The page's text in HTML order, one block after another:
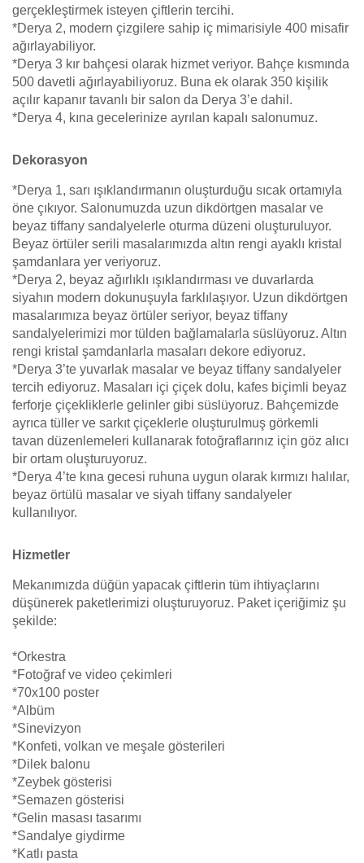
gerçekleştirmek isteyen çiftlerin tercihi.
*Derya 2, modern çizgilere sahip iç mimarisiyle 400 misafir
ağırlayabiliyor.
*Derya 3 kır bahçesi olarak hizmet veriyor. Bahçe kısmında
500 davetli ağırlayabiliyoruz. Buna ek olarak 350 kişilik
açılır kapanır tavanlı bir salon da Derya 3’e dahil.
*Derya 4, kına gecelerinize ayrılan kapalı salonumuz.
Dekorasyon
*Derya 1, sarı ışıklandırmanın oluşturduğu sıcak ortamıyla
öne çıkıyor. Salonumuzda uzun dikdörtgen masalar ve
beyaz tiffany sandalyelerle oturma düzeni oluşturuluyor.
Beyaz örtüler serili masalarımızda altın rengi ayaklı kristal
şamdanlara yer veriyoruz.
*Derya 2, beyaz ağırlıklı ışıklandırması ve duvarlarda
siyahın modern dokunuşuyla farklılaşıyor. Uzun dikdörtgen
masalarımıza beyaz örtüler seriyor, beyaz tiffany
sandalyelerimizi mor tülden bağlamalarla süslüyoruz. Altın
rengi kristal şamdanlarla masaları dekore ediyoruz.
*Derya 3’te yuvarlak masalar ve beyaz tiffany sandalyeler
tercih ediyoruz. Masaları içi çiçek dolu, kafes biçimli beyaz
ferforje çiçekliklerle gelinler gibi süslüyoruz. Bahçemizde
ayrıca tüller ve sarkıt çiçeklerle oluşturulmuş görkemli
tavan düzenlemeleri kullanarak fotoğraflarınız için göz alıcı
bir ortam oluşturuyoruz.
*Derya 4’te kına gecesi ruhuna uygun olarak kırmızı halılar,
beyaz örtülü masalar ve siyah tiffany sandalyeler
kullanılıyor.
Hizmetler
Mekanımızda düğün yapacak çiftlerin tüm ihtiyaçlarını
düşünerek paketlerimizi oluşturuyoruz. Paket içeriğimiz şu
şekilde:
*Orkestra
*Fotoğraf ve video çekimleri
*70x100 poster
*Albüm
*Sinevizyon
*Konfeti, volkan ve meşale gösterileri
*Dilek balonu
*Zeybek gösterisi
*Semazen gösterisi
*Gelin masası tasarımı
*Sandalye giydirme
*Katlı pasta